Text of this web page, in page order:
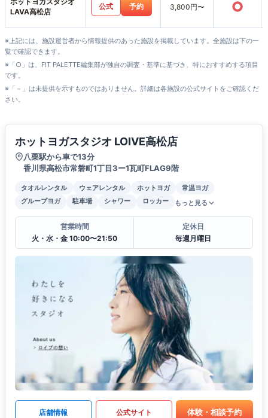
LAVA高松店
公式 予約 3,800円〜 ○
※上記には、施設運営者から情報提供のあった施設を掲載しています。全施設は下の一
覧で確認できます。
※「○」は、FIT PALETTE編集部が独自の調査・基準に基づき、特におすすめする項目
です。
※「－」は未提供を示すものではありません。詳細は各施設の公式サイトをご確認くだ
さい。
ホットヨガスタジオ LOIVE高松店
八栗駅から車で13分
香川県高松市常磐町1丁目3ー1瓦町FLAG9階
タオルレンタル ウェアレンタル ホットヨガ
常温ヨガ
グループヨガ
駐車場 シャワー ロッカー もっと見る
営業時間
火・水・金 10:00〜21:50
定休日
毎週月曜日
店舗情報 公式サイト 体験・相談予約